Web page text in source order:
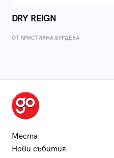
DRY REIGN
ОТ КРИСТИЯНА БУРДЕВА
Места
Нови събития